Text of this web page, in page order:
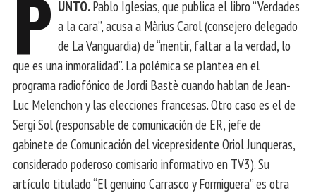
P UNTO.Pablo Iglesias, que publica el libro “Verdades
a la cara”, acusa a Màrius Carol (consejero delegado
de La Vanguardia) de “mentir, faltar a la verdad, lo
que es una inmoralidad”. La polémica se plantea en el
programa radiofónico de Jordi Bastè cuando hablan de Jean-
Luc Melenchon y las elecciones francesas. Otro caso es el de
Sergi Sol (responsable de comunicación de ER, jefe de
gabinete de Comunicación del vicepresidente Oriol Junqueras,
considerado poderoso comisario informativo en TV3). Su
artículo titulado “El genuino Carrasco y Formiguera” es otra